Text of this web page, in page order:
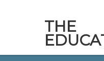
THE